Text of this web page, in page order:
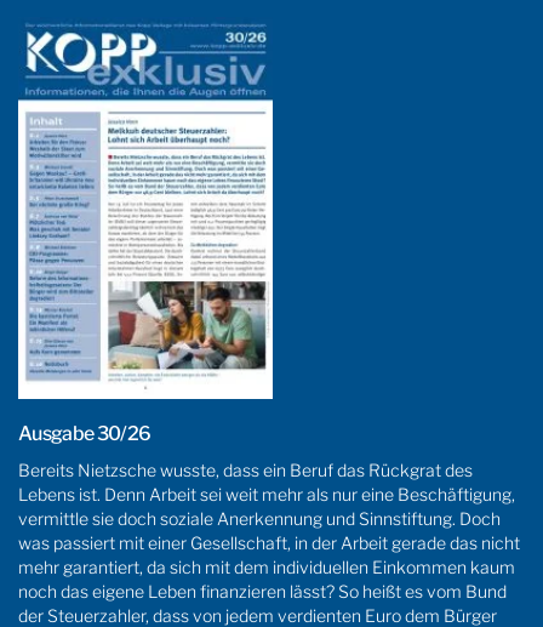
Ausgabe 30/26
Bereits Nietzsche wusste, dass ein Beruf das Rückgrat des
Lebens ist. Denn Arbeit sei weit mehr als nur eine Beschäftigung,
vermittle sie doch soziale Anerkennung und Sinnstiftung. Doch
was passiert mit einer Gesellschaft, in der Arbeit gerade das nicht
mehr garantiert, da sich mit dem individuellen Einkommen kaum
noch das eigene Leben finanzieren lässt? So heißt es vom Bund
der Steuerzahler, dass von jedem verdienten Euro dem Bürger